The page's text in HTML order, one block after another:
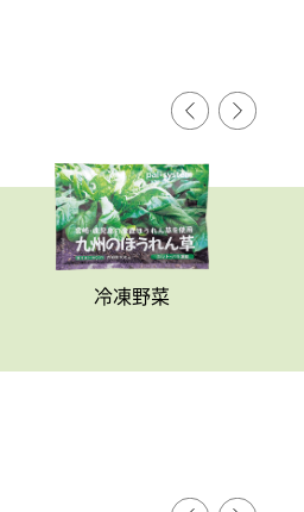
冷凍野菜